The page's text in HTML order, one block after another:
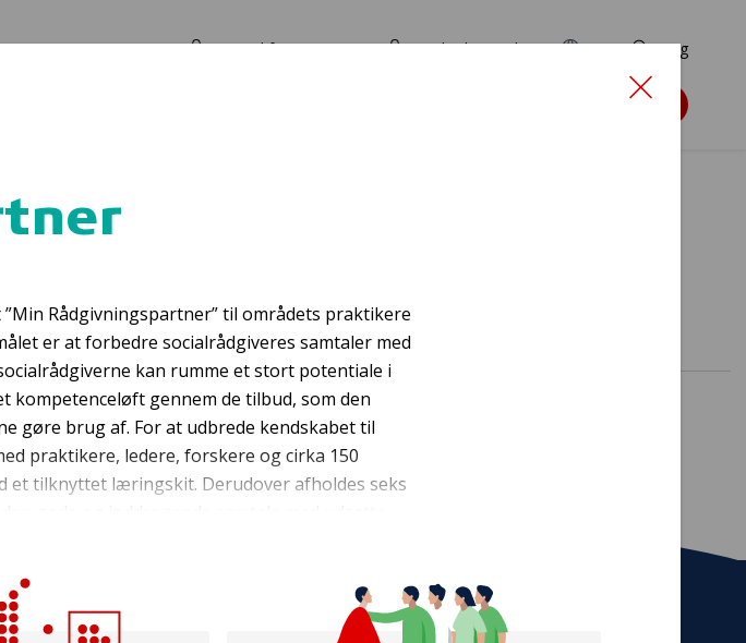
Log ind for ansøgere TryghedsPortalen EN Søg
Søg støtte
Rådgivningspartner” til områdets praktikere
er at forbedre socialrådgiveres samtaler med
kan rumme et stort potentiale i
kompetenceløft gennem de tilbud, som den
gøre brug af. For at udbrede kendskabet til
praktikere, ledere, forskere og cirka 150
et tilknyttet læringskit. Derudover afholdes seks
gode og inddragende samtale med udsatte
Tilmeld nyhedsbrev
os